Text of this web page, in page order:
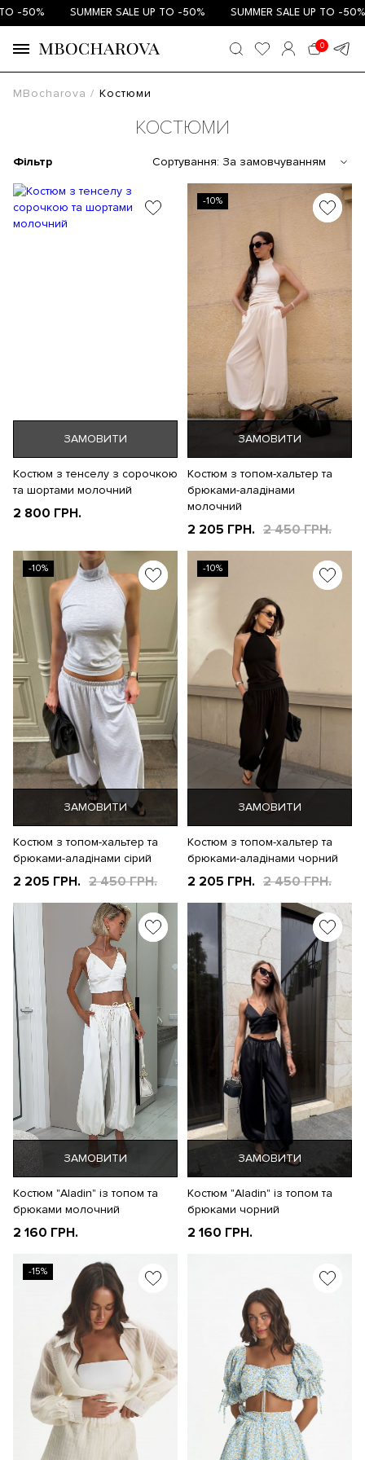
SUMMER SALE UP TO -50% SUMMER SALE UP TO -50%
0
MBocharova Костюми
КОСТЮМИ
Фільтр Сортування: За замовчуванням
ЗАМОВИТИ
Костюм з тенселу з сорочкою
та шортами молочний
2 800 ГРН.
-10%
ЗАМОВИТИ
Костюм з топом-хальтер та
брюками-аладінами
молочний
2 205 ГРН. 2 450 ГРН.
-10%
ЗАМОВИТИ
Костюм з топом-хальтер та
брюками-аладінами сірий
2 205 ГРН. 2 450 ГРН.
-10%
ЗАМОВИТИ
Костюм з топом-хальтер та
брюками-аладінами чорний
2 205 ГРН. 2 450 ГРН.
ЗАМОВИТИ
Костюм "Aladin" із топом та
брюками молочний
2 160 ГРН.
ЗАМОВИТИ
Костюм "Aladin" із топом та
брюками чорний
2 160 ГРН.
-15%